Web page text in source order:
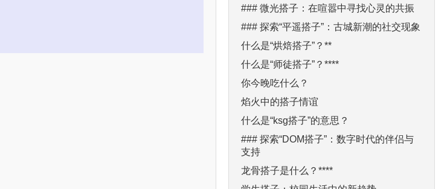
### 微光搭子：在喧嚣中寻找心灵的共振
### 探索“平遥搭子”：古城新潮的社交现象
什么是“烘焙搭子”？**
什么是“师徒搭子”？****
你今晚吃什么？
焰火中的搭子情谊
什么是“ksg搭子”的意思？
### 探索“DOM搭子”：数字时代的伴侣与
支持
龙骨搭子是什么？****